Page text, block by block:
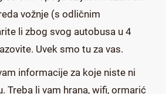
vožnje (s odličnim
li zbog svog autobusa u 4
Uvek smo tu za vas.
informacije za koje niste ni
Treba li vam hrana, wifi, ormarić